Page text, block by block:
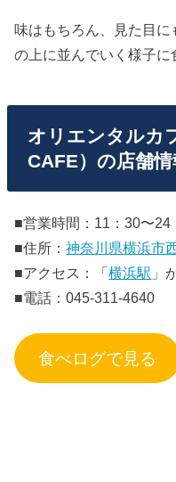
味はもちろん、見た目
の上に並んでいく様子に
オリエンタルカ
CAFE）の店舗情
■営業時間：11：30〜24
■住所：神奈川県横浜市
■アクセス：「横浜駅 」
■電話：045-311-4640
食べログで見る